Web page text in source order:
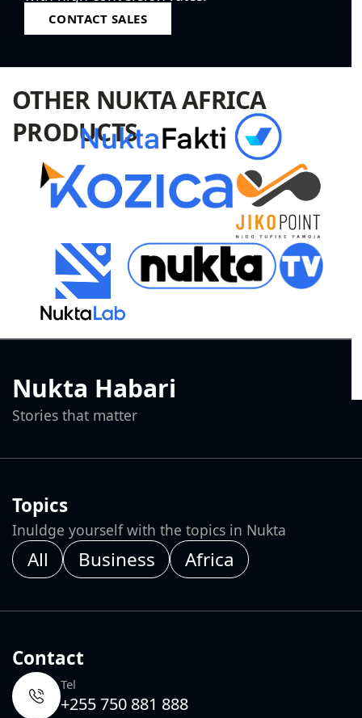
CONTACT SALES
OTHER NUKTA AFRICA
PRODUCTS
Nukta Habari
Stories that matter
Topics
Inuldge yourself with the topics in Nukta
All Business Africa
Contact
Tel
+255 750 881 888